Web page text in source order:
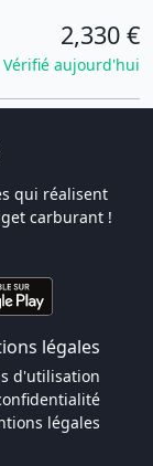
2,330 €
Vérifié aujourd'hui
qui réalisent
carburant !
légales
d'utilisation
légales